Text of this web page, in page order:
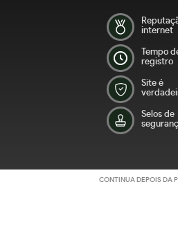
internet
Tempo
registro
Site é
Selos de
CONTINUA DEPOIS DA